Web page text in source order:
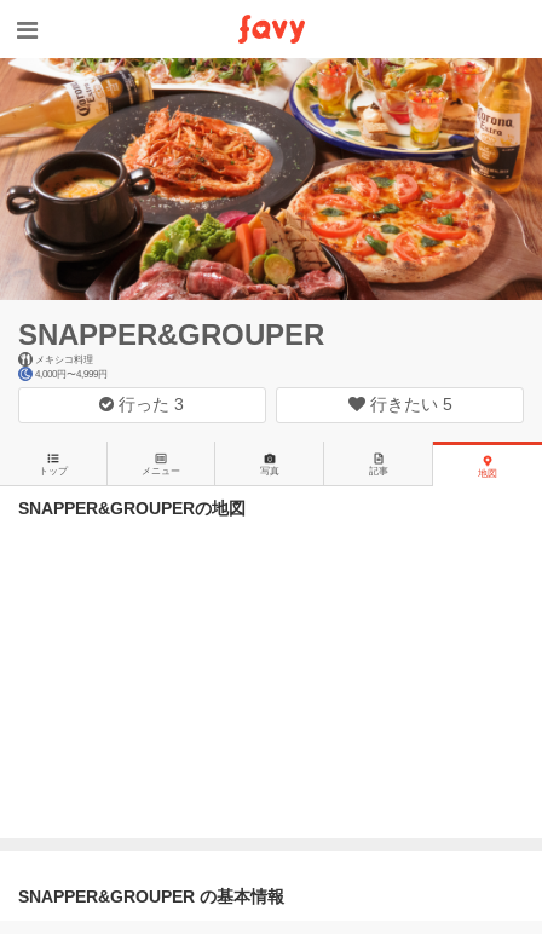
SNAPPER&GROUPER
メキシコ料理
4,000円〜4,999円
行った3 行きたい 5
トップ メニュー 写真 記事 地図
SNAPPER&GROUPERの地図
SNAPPER&GROUPER の基本情報